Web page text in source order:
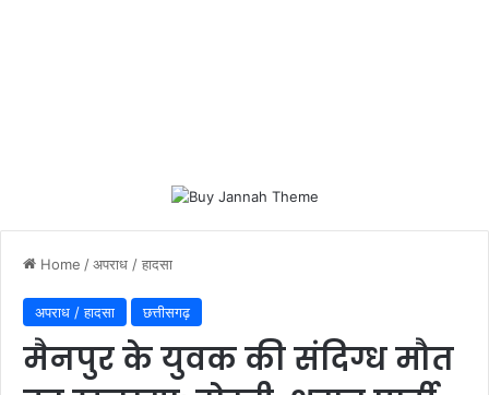
Home /अपराध / हादसा
अपराध / हादसा छत्तीसगढ़
मैनपुर के युवक की संदिग्ध मौत